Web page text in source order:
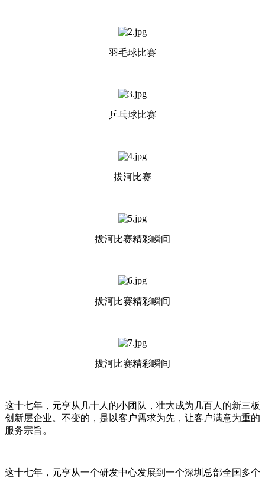
羽毛球比赛
乒乓球比赛
拔河比赛
拔河比赛精彩瞬间
拔河比赛精彩瞬间
拔河比赛精彩瞬间
这十七年，元亨从几十人的小团队，壮大成为几百人的新三板
创新层企业。不变的，是以客户需求为先，让客户满意为重的
服务宗旨。
这十七年，元亨从一个研发中心发展到一个深圳总部全国多个